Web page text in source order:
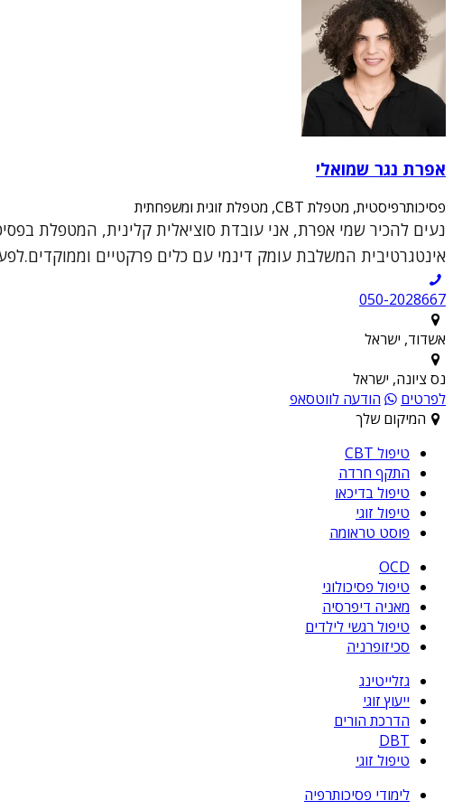
אפרת נגר שמואלי
פסיכותרפיסטית, מטפלת CBT, מטפלת זוגית ומשפחתית
אינטגרטיבית המשלבת עומק דינמי עם כלים פרקטיים
050-2028667
אשדוד, ישראל
נס ציונה, ישראל
לפרטים
הודעה לווטסאפ
המיקום שלך
טיפול CBT
התקף חרדה
טיפול בדיכאו
טיפול זוגי
פוסט טראומה
OCD
טיפול פסיכולוגי
מאניה דיפרסיה
טיפול רגשי לילדים
סכיזופרניה
גזלייטינג
ייעוץ זוגי
הדרכת הורים
DBT
טיפול זוגי
לימודי פסיכותרפיה